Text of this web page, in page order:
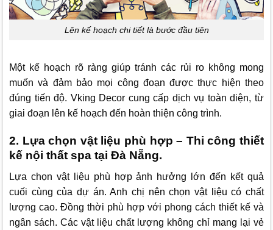
Lên kế hoạch chi tiết là bước đầu tiên
Một kế hoạch rõ ràng giúp tránh các rủi ro không mong
muốn và đảm bảo mọi công đoạn được thực hiện theo
đúng tiến độ. Vking Decor cung cấp dịch vụ toàn diện, từ
giai đoạn lên kế hoạch đến hoàn thiện công trình.
2. Lựa chọn vật liệu phù hợp – Thi công thiết
kế nội thất spa tại Đà Nẵng.
Lựa chọn vật liệu phù hợp ảnh hưởng lớn đến kết quả
cuối cùng của dự án. Anh chị nên chọn vật liệu có chất
lượng cao. Đồng thời phù hợp với phong cách thiết kế và
ngân sách. Các vật liệu chất lượng không chỉ mang lại vẻ